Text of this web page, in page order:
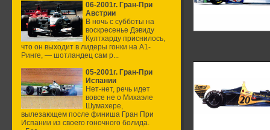
06-2001г. Гран-При
Австрии
В ночь с субботы на
воскресенье Дэвиду
Култхарду приснилось,
что он выходит в лидеры гонки на А1-
Ринге, — шотландец сам р...
05-2001г. Гран-При
Испании
Нет-нет, речь идет
вовсе не о Михаэле
Шумахере,
вылезающем после финиша Гран При
Испании из своего гоночного болида.